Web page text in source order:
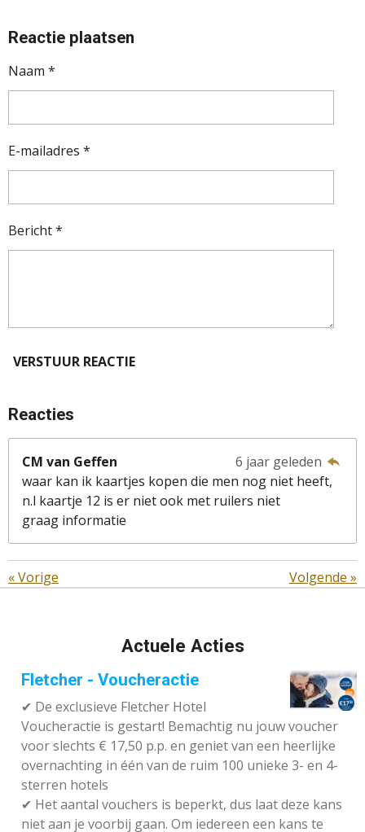
Reactie plaatsen
Naam *
E-mailadres *
Bericht *
VERSTUUR REACTIE
Reacties
CM van Geffen
6 jaar geleden
waar kan ik kaartjes kopen die men nog niet heeft,
n.l kaartje 12 is er niet ook met ruilers niet
graag informatie
«Vorige Volgende »
Actuele Acties
Fletcher - Voucheractie
✔ De exclusieve Fletcher Hotel
Voucheractie is gestart! Bemachtig nu jouw voucher
voor slechts € 17,50 p.p. en geniet van een heerlijke
overnachting in één van de ruim 100 unieke 3- en 4-
sterren hotels
✔ Het aantal vouchers is beperkt, dus laat deze kans
niet aan je voorbij gaan. Om iedereen een kans te